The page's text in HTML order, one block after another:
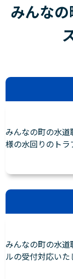
みんな
みんなの町の水
様の水回りのトラ
みんなの町の水
ルの受付対応いた